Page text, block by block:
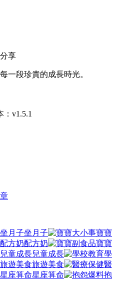
享
一段珍貴的成長時光。
：v1.5.1
坐月子
寶寶
配方奶
寶寶
兒童成長
學
旅遊美食
醫
星座算命
抱